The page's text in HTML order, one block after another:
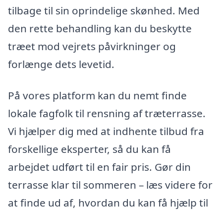
tilbage til sin oprindelige skønhed. Med
den rette behandling kan du beskytte
træet mod vejrets påvirkninger og
forlænge dets levetid.
På vores platform kan du nemt finde
lokale fagfolk til rensning af træterrasse.
Vi hjælper dig med at indhente tilbud fra
forskellige eksperter, så du kan få
arbejdet udført til en fair pris. Gør din
terrasse klar til sommeren – læs videre for
at finde ud af, hvordan du kan få hjælp til